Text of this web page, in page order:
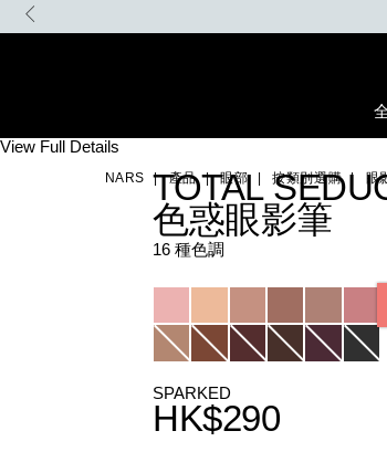
Skip
NARS 產品 眼部 按類別選購 眼
Details
/zh/total-
Item
0194251151076_hk
View Full Details
TOTAL
色惑眼影筆
16 種色調
Variations
SPARKED
HK$290